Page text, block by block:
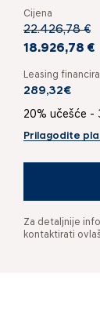
Cijena
22.426,78 €
18.926,78 €
Leasing
289,32€
20% učešće -
Prilagodite
Za detaljnije
kontaktirati